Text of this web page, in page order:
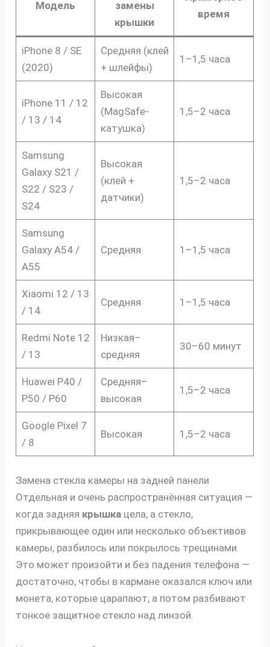
Модель
замены
крышки
время
iPhone 8 / SE
(2020)
Средняя (клей
+ шлейфы)
1–1,5 часа
iPhone 11 / 12
/ 13 / 14
Высокая
(MagSafe-
катушка)
1,5–2 часа
Samsung
Galaxy S21 /
S22 / S23 /
S24
Высокая
(клей +
датчики)
1,5–2 часа
Samsung
Galaxy A54 /
A55
Средняя 1–1,5 часа
Xiaomi 12 / 13
/ 14
Средняя 1–1,5 часа
Redmi Note 12
/ 13
Низкая–
средняя
30–60 минут
Huawei P40 /
P50 / P60
Средняя–
высокая
1,5–2 часа
Google Pixel 7
/ 8
Высокая 1,5–2 часа
Замена стекла камеры на задней панели
Отдельная и очень распространённая ситуация —
когда задняя крышка цела, а стекло,
прикрывающее один или несколько объективов
камеры, разбилось или покрылось трещинами.
Это может произойти и без падения телефона —
достаточно, чтобы в кармане оказался ключ или
монета, которые царапают, а потом разбивают
тонкое защитное стекло над линзой.
скидку
30%